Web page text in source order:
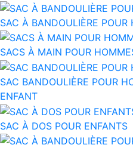
SAC À BANDOULIÈRE POUR
SACS À MAIN POUR
SAC BANDOULIÈRE POUR
ENFANT
SAC À DOS POUR ENFANTS